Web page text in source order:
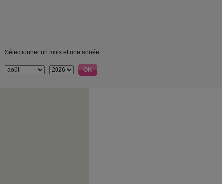
Sélectionner un mois et une année :